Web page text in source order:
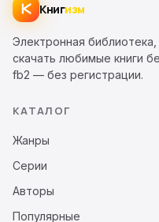
Книгизм
Электронная
скачать любимые книги
fb2 — без регистрации.
КАТАЛОГ
Жанры
Серии
Авторы
Популярные